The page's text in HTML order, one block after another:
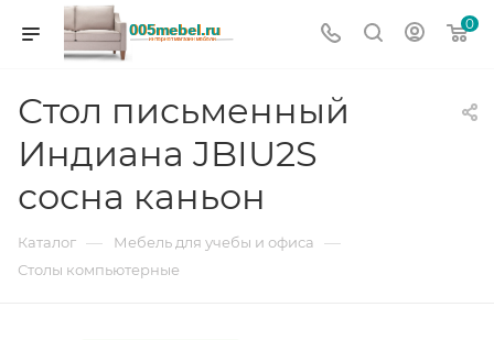
0
Стол письменный
Индиана JBIU2S
сосна каньон
Каталог — Мебель для учебы и офиса —
Столы компьютерные